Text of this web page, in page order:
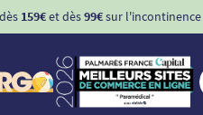
159€et dès99€sur l'incontinence